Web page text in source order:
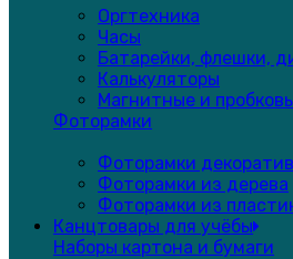
Оргтехника
Часы
Батарейки, флешки,
Калькуляторы
Магнитные и
Фоторамки
Фоторамки
Фоторамки из дерева
Фоторамки из
Канцтовары для учёбы
Наборы картона и бумаги